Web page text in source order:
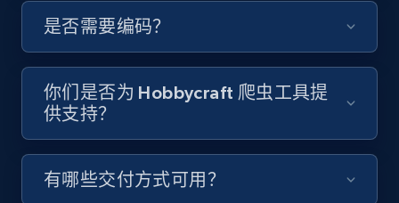
8.1K+ 716+
Youtube - Videos posts - Search videos by
keyword and then apply relevant video
URL, Title, Youtuber, Youtuber md5, Video url,
是否需要编码？
你们是否为 Hobbycraft 爬虫工具提
供支持？
有哪些交付方式可用？